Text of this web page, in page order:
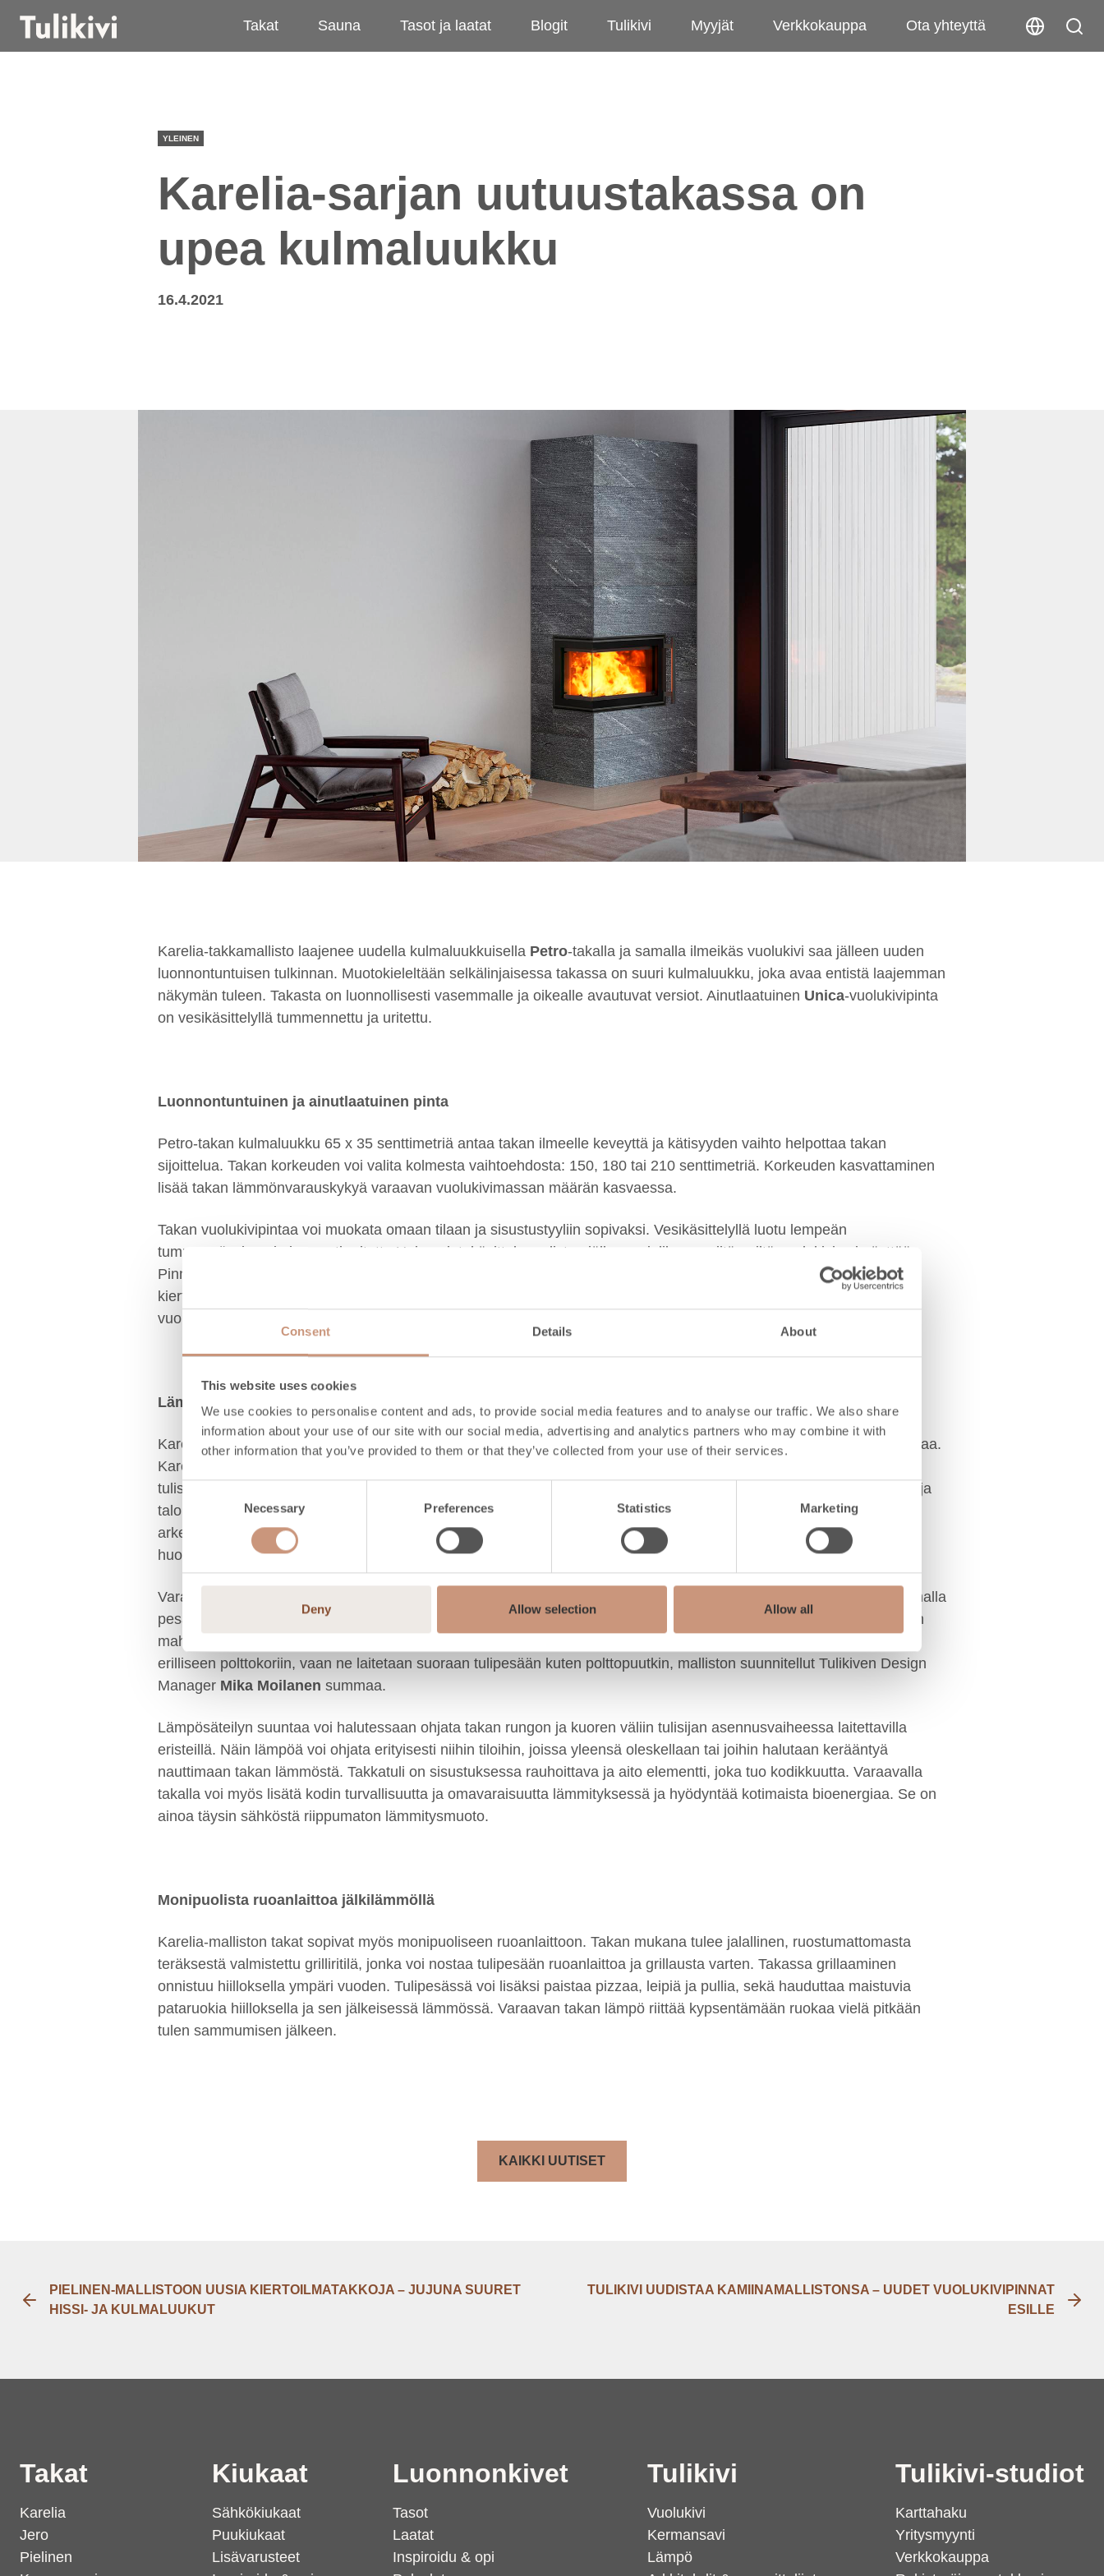
Consent Details About
This website uses cookies
We use cookies to personalise content and ads, to provide social media features and to analyse our traffic. We also share
information about your use of our site with our social media, advertising and analytics partners who may combine it with
other information that you’ve provided to them or that they’ve collected from your use of their services.
Consent
Necessary Preferences Statistics Marketing
Deny Allow selection Allow all
Takat Sauna Tasot ja laatat Blogit Tulikivi Myyjät Verkkokauppa Ota yhteyttä
YLEINEN
Karelia-sarjan uutuustakassa on
upea kulmaluukku
16.4.2021
Karelia-takkamallisto laajenee uudella kulmaluukkuisella Petro-takalla ja samalla ilmeikäs vuolukivi saa jälleen uuden
luonnontuntuisen tulkinnan. Muotokieleltään selkälinjaisessa takassa on suuri kulmaluukku, joka avaa entistä laajemman
näkymän tuleen. Takasta on luonnollisesti vasemmalle ja oikealle avautuvat versiot. Ainutlaatuinen Unica-vuolukivipinta
on vesikäsittelyllä tummennettu ja uritettu.
Luonnontuntuinen ja ainutlaatuinen pinta
Petro-takan kulmaluukku 65 x 35 senttimetriä antaa takan ilmeelle keveyttä ja kätisyyden vaihto helpottaa takan
sijoittelua. Takan korkeuden voi valita kolmesta vaihtoehdosta: 150, 180 tai 210 senttimetriä. Korkeuden kasvattaminen
lisää takan lämmönvarauskykyä varaavan vuolukivimassan määrän kasvaessa.
Takan vuolukivipintaa voi muokata omaan tilaan ja sisustustyyliin sopivaksi. Vesikäsittelyllä luotu lempeän
tummansävyinen ja kevyesti uritettu Unica-pintakäsittely uudistaa jälleen mielikuvaa siitä, miltä vuolukivi voi näyttää.
Pinnan voi valita pintamateriaaliksi kaikkiin Karelia-malliston varaaviin takkoihin ja Pielinen-malliston varaaviin
kiertoilmatakkoihin. Takan pintaverhoiluksi Unica-vuolukivipinnan lisäksi on saatavana Nobile-, Grafia- ja Classic-
vuolukivipinta.
Lämpöä puhtaasti ja miellyttävästi viipyillen
Karelia-takoissa on panostettu edistyneeseen polttotekniikkaan, joten niissä palaminen on lähtökohtaisesti puhtaampaa.
Karelia-sarjan takat läpäisevät jo nyt vuonna 2022 voimaan tulevat päästönormit. Tulikivi on vastannut ensimmäisten
tulisijavalmistajien joukossa muuttuvan maailman tarpeisiin ja vaatimuksiin: ekologisuuteen, asumisen mukavuuteen ja
taloudellisuuteen. Karelia-takkoihin lisävarusteena saatava Tulikivi Senso on luotu helpottamaan lisäksi lämmittäjän
arkea. Senso-takkaohjain integroidaan tulisijan ilmanjakojärjestelmään. Senso ohjaa ja opastaa käyttäjäänsä sekä
huolehtii takan ilmansäädöstä käyttäjän puolesta. Senson ohjaus tapahtuu kätevästi älypuhelinsovelluksella.
Varaavan vuolukivitakan lämpö on pehmeää säteilylämpöä, joka lämmittää kotia jopa 24–36 tunnin ajan vain muutamalla
pesällisellä. Erinomaisen hyötysuhteen ansiosta Karelia-malliston takat kuluttavat vähän puuta. Petron tulipesässä on
mahdollisuus myös valita, polttaako puuta, pellettejä vai kenties molempia vuorotellen. Pellettejä ei tarvitse sijoittaa
erilliseen polttokoriin, vaan ne laitetaan suoraan tulipesään kuten polttopuutkin, malliston suunnitellut Tulikiven Design
Manager Mika Moilanen summaa.
Lämpösäteilyn suuntaa voi halutessaan ohjata takan rungon ja kuoren väliin tulisijan asennusvaiheessa laitettavilla
eristeillä. Näin lämpöä voi ohjata erityisesti niihin tiloihin, joissa yleensä oleskellaan tai joihin halutaan kerääntyä
nauttimaan takan lämmöstä. Takkatuli on sisustuksessa rauhoittava ja aito elementti, joka tuo kodikkuutta. Varaavalla
takalla voi myös lisätä kodin turvallisuutta ja omavaraisuutta lämmityksessä ja hyödyntää kotimaista bioenergiaa. Se on
ainoa täysin sähköstä riippumaton lämmitysmuoto.
Monipuolista ruoanlaittoa jälkilämmöllä
Karelia-malliston takat sopivat myös monipuoliseen ruoanlaittoon. Takan mukana tulee jalallinen, ruostumattomasta
teräksestä valmistettu grilliritilä, jonka voi nostaa tulipesään ruoanlaittoa ja grillausta varten. Takassa grillaaminen
onnistuu hiilloksella ympäri vuoden. Tulipesässä voi lisäksi paistaa pizzaa, leipiä ja pullia, sekä hauduttaa maistuvia
pataruokia hiilloksella ja sen jälkeisessä lämmössä. Varaavan takan lämpö riittää kypsentämään ruokaa vielä pitkään
tulen sammumisen jälkeen.
KAIKKI UUTISET
PIELINEN-MALLISTOON UUSIA KIERTOILMATAKKOJA – JUJUNA SUURET
HISSI- JA KULMALUUKUT
TULIKIVI UUDISTAA KAMIINAMALLISTONSA – UUDET VUOLUKIVIPINNAT
ESILLE
Takat
Karelia
Jero
Pielinen
Kiukaat
Sähkökiukaat
Puukiukaat
Lisävarusteet
Luonnonkivet
Tasot
Laatat
Inspiroidu & opi
Tulikivi
Vuolukivi
Kermansavi
Lämpö
Tulikivi-studiot
Karttahaku
Yritysmyynti
Verkkokauppa